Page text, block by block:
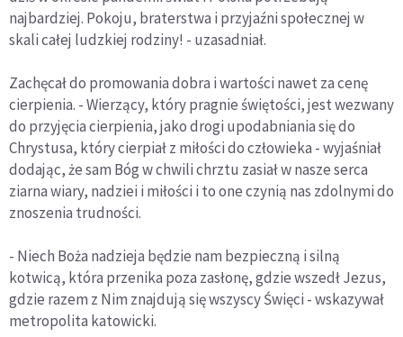
najbardziej. Pokoju, braterstwa i przyjaźni społecznej w
skali całej ludzkiej rodziny! - uzasadniał.
Zachęcał do promowania dobra i wartości nawet za cenę
cierpienia. - Wierzący, który pragnie świętości, jest wezwany
do przyjęcia cierpienia, jako drogi upodabniania się do
Chrystusa, który cierpiał z miłości do człowieka - wyjaśniał
dodając, że sam Bóg w chwili chrztu zasiał w nasze serca
ziarna wiary, nadziei i miłości i to one czynią nas zdolnymi do
znoszenia trudności.
- Niech Boża nadzieja będzie nam bezpieczną i silną
kotwicą, która przenika poza zasłonę, gdzie wszedł Jezus,
gdzie razem z Nim znajdują się wszyscy Święci - wskazywał
metropolita katowicki.